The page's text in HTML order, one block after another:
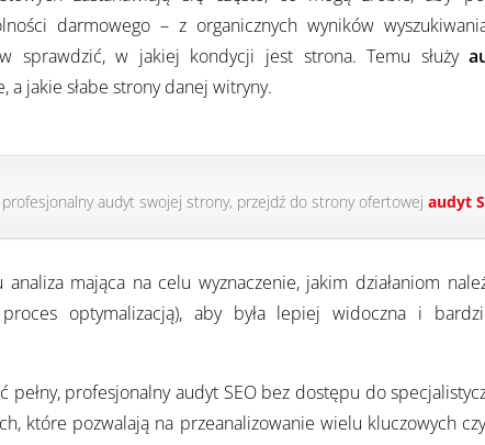
darmowego – z organicznych wyników
sprawdzić, w jakiej kondycji jest strona. Temu służy
a jakie słabe strony danej witryny.
profesjonalny audyt swojej strony, przejdź do strony ofertowej audyt
mająca na celu wyznaczenie, jakim działaniom
optymalizacją), aby była lepiej widoczna i
pełny, profesjonalny audyt SEO bez dostępu do
które pozwalają na przeanalizowanie wielu kluczowych